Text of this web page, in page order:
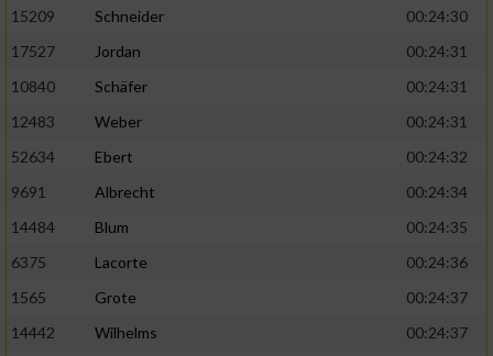
15209
Schneider
00:24:30
17527
Jordan
00:24:31
10840
Schäfer
00:24:31
12483
Weber
00:24:31
52634
Ebert
00:24:32
9691
Albrecht
00:24:34
14484
Blum
00:24:35
6375
Lacorte
00:24:36
1565
Grote
00:24:37
14442
Wilhelms
00:24:37